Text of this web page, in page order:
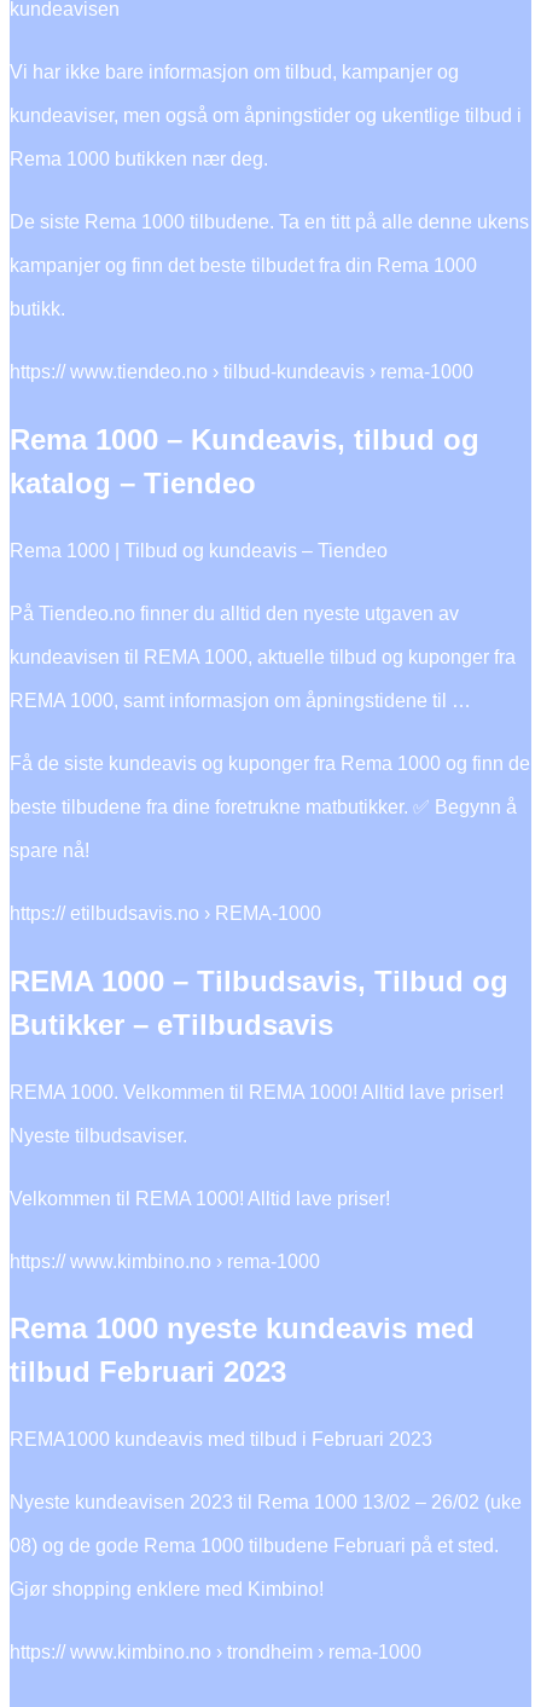
kundeavisen
Vi har ikke bare informasjon om tilbud, kampanjer og
kundeaviser, men også om åpningstider og ukentlige tilbud i
Rema 1000 butikken nær deg.
De siste Rema 1000 tilbudene. Ta en titt på alle denne ukens
kampanjer og finn det beste tilbudet fra din Rema 1000
butikk.
https:// www.tiendeo.no › tilbud-kundeavis › rema-1000
Rema 1000 – Kundeavis, tilbud og
katalog – Tiendeo
Rema 1000 | Tilbud og kundeavis – Tiendeo
På Tiendeo.no finner du alltid den nyeste utgaven av
kundeavisen til REMA 1000, aktuelle tilbud og kuponger fra
REMA 1000, samt informasjon om åpningstidene til …
Få de siste kundeavis og kuponger fra Rema 1000 og finn de
beste tilbudene fra dine foretrukne matbutikker. ✅ Begynn å
spare nå!
https:// etilbudsavis.no › REMA-1000
REMA 1000 – Tilbudsavis, Tilbud og
Butikker – eTilbudsavis
REMA 1000. Velkommen til REMA 1000! Alltid lave priser!
Nyeste tilbudsaviser.
Velkommen til REMA 1000! Alltid lave priser!
https:// www.kimbino.no › rema-1000
Rema 1000 nyeste kundeavis med
tilbud Februari 2023
REMA1000 kundeavis med tilbud i Februari 2023
Nyeste kundeavisen 2023 til Rema 1000 13/02 – 26/02 (uke
08) og de gode Rema 1000 tilbudene Februari på et sted.
Gjør shopping enklere med Kimbino!
https:// www.kimbino.no › trondheim › rema-1000